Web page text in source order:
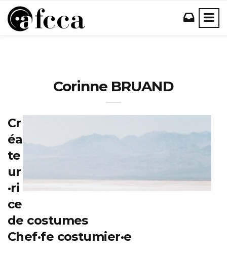
Corinne BRUAND
Cr
éa
te
ur
·ri
ce
de costumes
Chef·fe costumier·e